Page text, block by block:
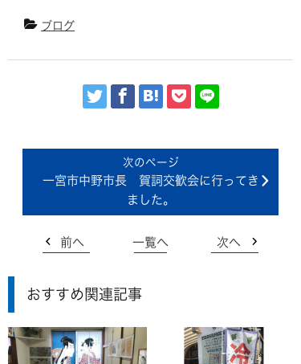
ブログ
一宮市中野市長 賀詞交歓会に行ってき
ました。
前へ 一覧へ 次へ
おすすめ関連記事